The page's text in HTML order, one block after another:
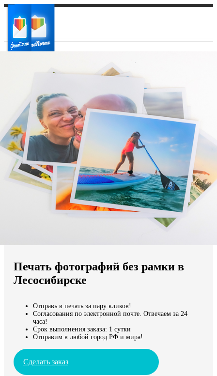
Ваш регион доставки
Выберите из списка:
Мы доставляем по всему миру
Продолжить без города
Печать фотографий без рамки в
Лесосибирске
Отправь в печать за пару кликов!
Согласования по электронной почте. Отвечаем за 24
часа!
Срок выполнения заказа: 1 сутки
Отправим в любой город РФ и мира!
Сделать заказ